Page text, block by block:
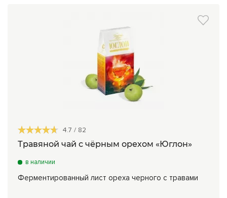
4.7 / 82
Травяной чай с чёрным орехом «Юглон»
в наличии
Ферментированный лист ореха черного с травами